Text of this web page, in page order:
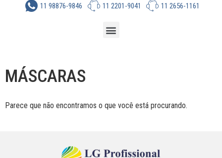
11 98876-9846 11 2201-9041 11 2656-1161
MÁSCARAS
Parece que não encontramos o que você está procurando.